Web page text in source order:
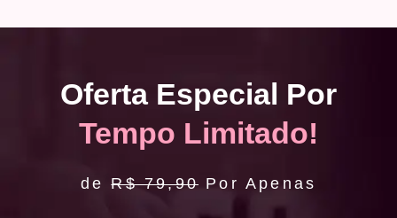
Oferta Especial Por
Tempo Limitado!
deR$ 79,90 Por Apenas